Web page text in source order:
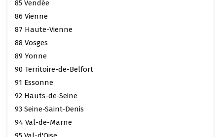
85 Vendée
86 Vienne
87 Haute-Vienne
88 Vosges
89 Yonne
90 Territoire-de-Belfort
91 Essonne
92 Hauts-de-Seine
93 Seine-Saint-Denis
94 Val-de-Marne